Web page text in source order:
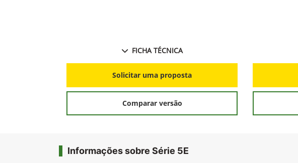
FICHA TÉCNICA
Solicitar uma proposta
Comparar versão
Informações sobre Série 5E